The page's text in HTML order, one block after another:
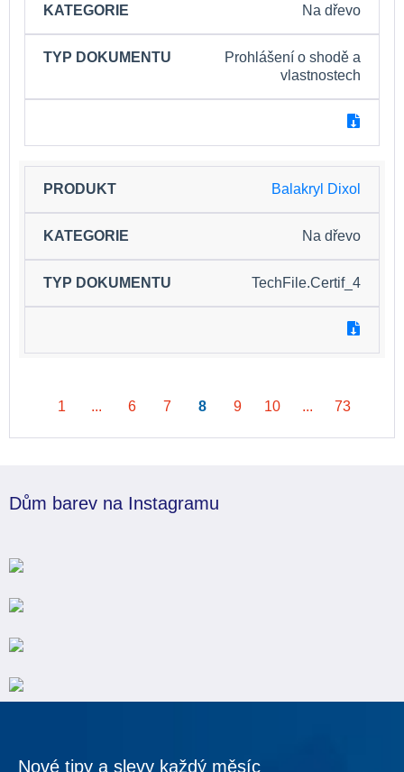
Na dřevo
Prohlášení o shodě a
vlastnostech
Balakryl Dixol
Na dřevo
TechFile.Certif_4
1 ... 6 7 8 9 10 ... 73
Dům barev na Instagramu
Nové tipy a slevy každý měsíc